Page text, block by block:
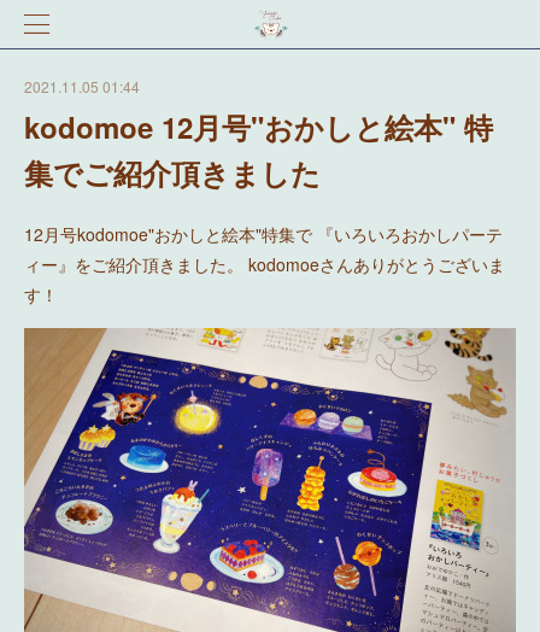
2021.11.05 01:44
kodomoe 12月号"おかしと絵本" 特
集でご紹介頂きました
12月号kodomoe"おかしと絵本"特集で 『いろいろおかしパーテ
ィー』をご紹介頂きました。 kodomoeさんありがとうございま
す！